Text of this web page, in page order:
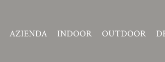
AZIENDA INDOOR OUTDOOR